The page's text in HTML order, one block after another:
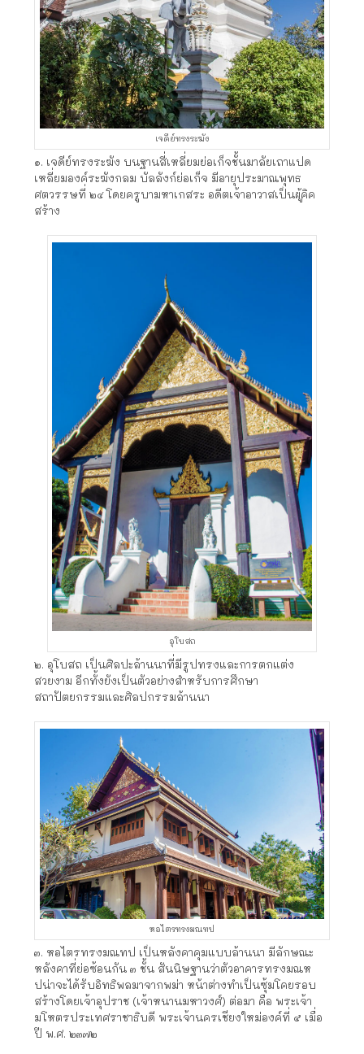
เจดีย์ทรงระฆัง
๑. เจดีย์ทรงระฆัง บนฐานสี่เหลี่ยมย่อเก็จชั้นมาลัยเถาแปด
เหลี่ยมองค์ระฆังกลม บัลลังก์ย่อเก็จ มีอายุประมาณพุทธ
ศตวรรษที่ ๒๔ โดยครูบามหาเกสระ อดีตเจ้าอาวาสเป็นผู้คิค
สร้าง
อุโบสถ
๒. อุโบสถ เป็นศิลปะล้านนาที่มีรูปทรงและการตกแต่ง
สวยงาม อีกทั้งยังเป็นตัวอย่างสำหรับการศึกษา
สถาปัตยกรรมและศิลปกรรมล้านนา
หอไตรทรงมณทป
๓. หอไตรทรงมณทป เป็นหลังคาคุมแบบล้านนา มีลักษณะ
หลังคาที่ย่อซ้อนกัน ๓ ชั้น สันนิษฐานว่าตัวอาคารทรงมณห
ปน่าจะได้รับอิทธิพลมาจากพม่า หน้าต่างทำเป็นซุ้มโคยรอบ
สร้างโดยเจ้าอุปราช (เจ้าหนานมหาวงศ์) ต่อมา คือ พระเจ้า
มโหตรประเทศราชาธิบดี พระเจ้านครเชียงใหม่องค์ที่ ๕ เมื่อ
ปี พ.ศ. ๒๓๗๒